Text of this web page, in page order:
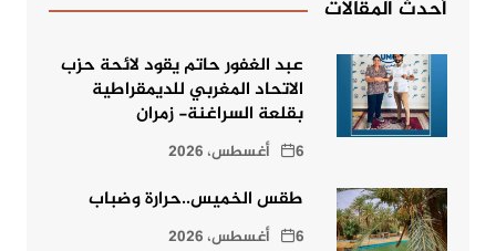
أحدث المقالات
عبد الغفور حاتم يقود لائحة حزب
الاتحاد المغربي للديمقراطية
بقلعة السراغنة- زمران
6 أغسطس، 2026
طقس الخميس..حرارة وضباب
6 أغسطس، 2026